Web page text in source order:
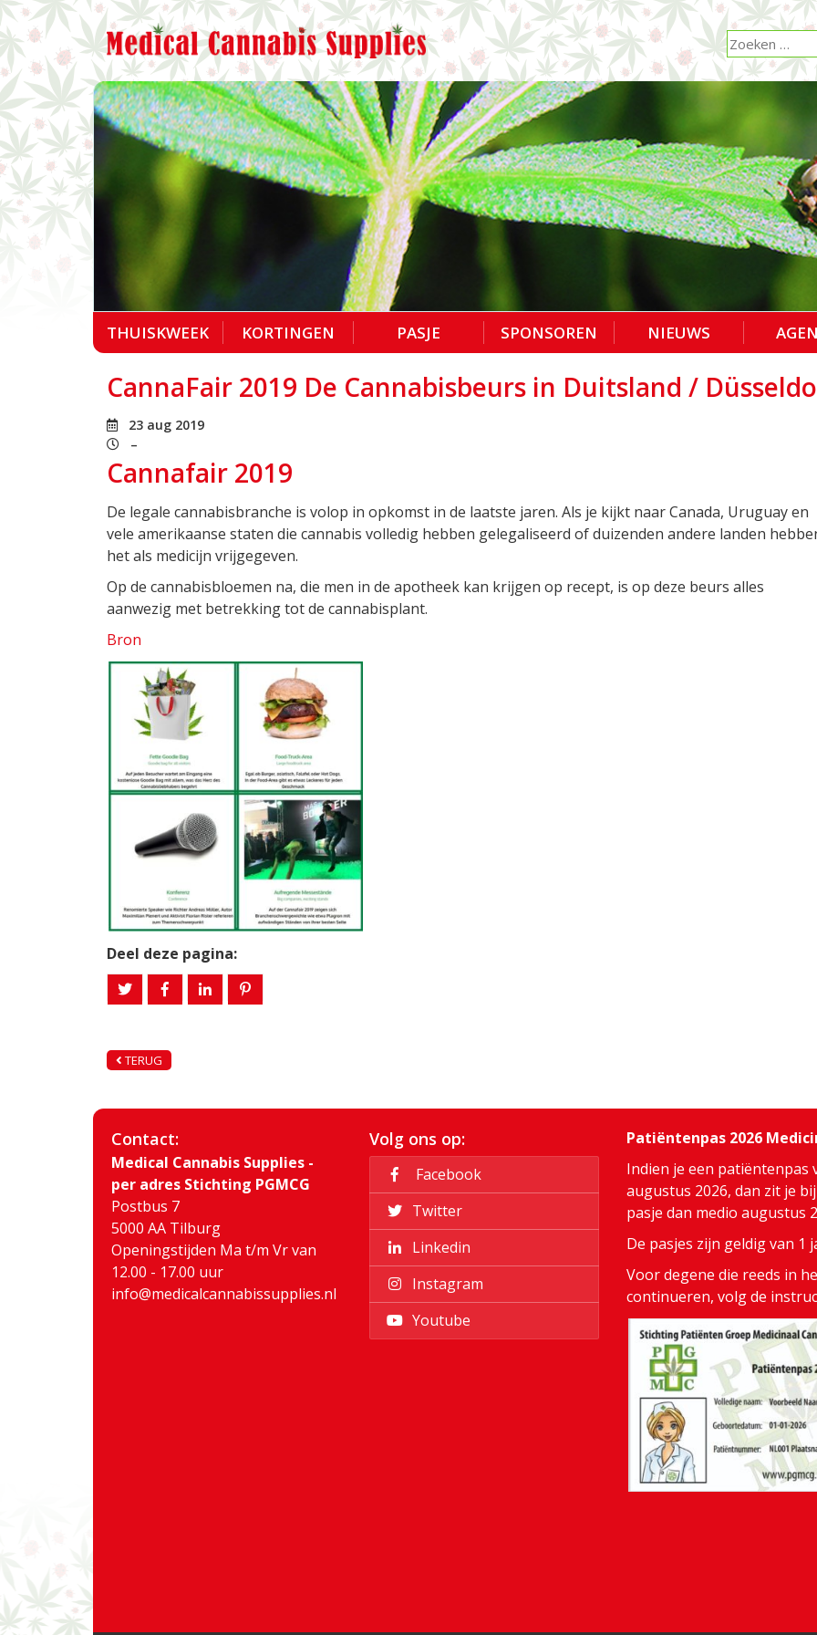
THUISKWEEK KORTINGEN PASJE SPONSOREN NIEUWS
CannaFair 2019 De Cannabisbeurs in Duitsland /
23 aug 2019
–
Cannafair 2019
De legale cannabisbranche is volop in opkomst in de laatste jaren. Als je kijkt naar Canada, Uruguay en
vele amerikaanse staten die cannabis volledig hebben gelegaliseerd of duizenden andere landen
het als medicijn vrijgegeven.
Op de cannabisbloemen na, die men in de apotheek kan krijgen op recept, is op deze beurs alles
aanwezig met betrekking tot de cannabisplant.
Bron
Deel deze pagina:
TERUG
Contact:
Medical Cannabis Supplies -
per adres Stichting PGMCG
Postbus 7
5000 AA Tilburg
Openingstijden Ma t/m Vr van
12.00 - 17.00 uur
info@medicalcannabissupplies.nl
Volg ons op:
Facebook
Twitter
Linkedin
Instagram
Youtube
Patiëntenpas 2026
Indien je een patiëntenpas
augustus 2026, dan zit je
pasje dan medio augustus
De pasjes zijn geldig van 1
Voor degene die reeds in
continueren, volg de